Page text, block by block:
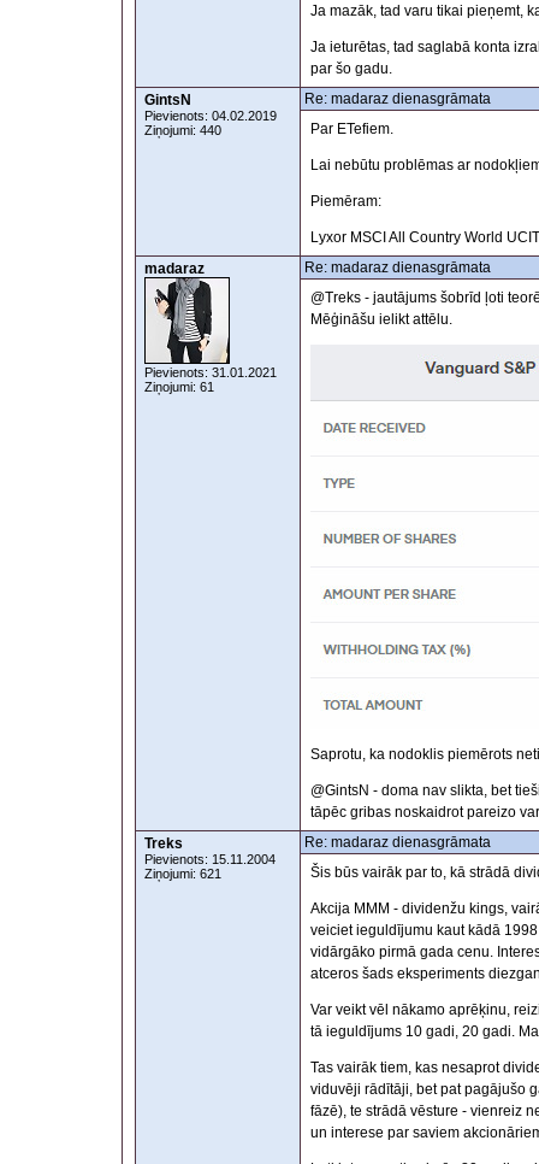
Ja mazāk, tad varu tikai pieņemt,
Ja ieturētas, tad saglabā konta
par šo gadu.
GintsN
Pievienots: 04.02.2019
Ziņojumi: 440
Re: madaraz dienasgrāmata
Par ETefiem.
Lai nebūtu problēmas ar
Piemēram:
Lyxor MSCI All Country World
madaraz
Pievienots: 31.01.2021
Ziņojumi: 61
Re: madaraz dienasgrāmata
@Treks - jautājums šobrīd ļoti
Mēģināšu ielikt attēlu.
Saprotu, ka nodoklis piemērots
@GintsN - doma nav slikta, bet
tāpēc gribas noskaidrot pareizo
Treks
Pievienots: 15.11.2004
Ziņojumi: 621
Re: madaraz dienasgrāmata
Šis būs vairāk par to, kā strādā
Akcija MMM - dividenžu kings,
veiciet ieguldījumu kaut kādā
vidārgāko pirmā gada cenu.
atceros šads eksperiments
Var veikt vēl nākamo aprēķinu,
tā ieguldījums 10 gadi, 20 gadi.
Tas vairāk tiem, kas nesaprot
viduvēji rādītāji, bet pat pagājušo
fāzē), te strādā vēsture - vienreiz
un interese par saviem